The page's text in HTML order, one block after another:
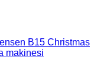
B15 Christmas
makinesi